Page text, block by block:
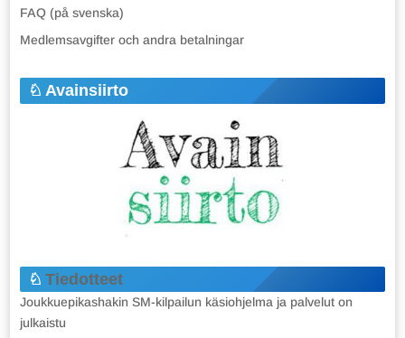
FAQ (på svenska)
Medlemsavgifter och andra betalningar
Avainsiirto
Tiedotteet
Joukkuepikashakin SM-kilpailun käsiohjelma ja palvelut on
julkaistu